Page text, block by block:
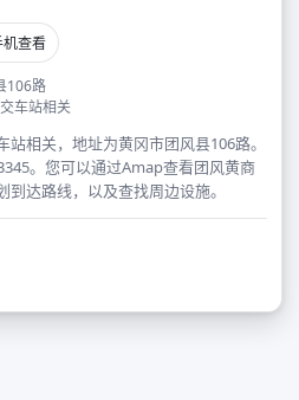
机查看
106路
车站相关
相关，地址为黄冈市团风县106路。
。您可以通过Amap查看团风黄商
达路线，以及查找周边设施。